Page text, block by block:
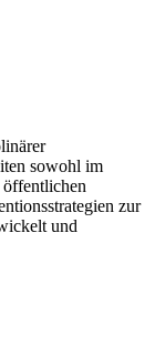
sowohl im
öffentlichen
zur
und